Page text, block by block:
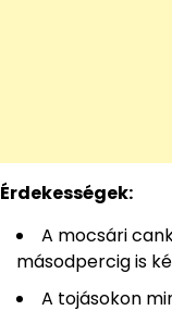
Érdekességek:
A mocsári
másodpercig is
A tojásokon